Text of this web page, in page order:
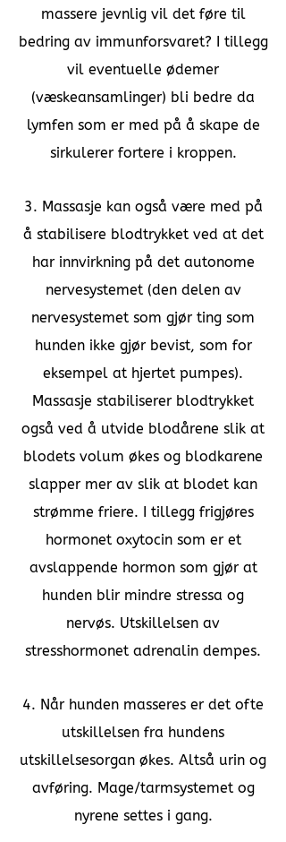
massere jevnlig vil det føre til
bedring av immunforsvaret? I tillegg
vil eventuelle ødemer
(væskeansamlinger) bli bedre da
lymfen som er med på å skape de
sirkulerer fortere i kroppen.
3. Massasje kan også være med på
å stabilisere blodtrykket ved at det
har innvirkning på det autonome
nervesystemet (den delen av
nervesystemet som gjør ting som
hunden ikke gjør bevist, som for
eksempel at hjertet pumpes).
Massasje stabiliserer blodtrykket
også ved å utvide blodårene slik at
blodets volum økes og blodkarene
slapper mer av slik at blodet kan
strømme friere. I tillegg frigjøres
hormonet oxytocin som er et
avslappende hormon som gjør at
hunden blir mindre stressa og
nervøs. Utskillelsen av
stresshormonet adrenalin dempes.
4. Når hunden masseres er det ofte
utskillelsen fra hundens
utskillelsesorgan økes. Altså urin og
avføring. Mage/tarmsystemet og
nyrene settes i gang.